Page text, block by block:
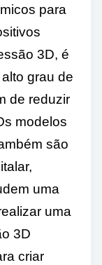
para
3D, é
grau de
de reduzir
modelos
são
uma
uma
3D
criar